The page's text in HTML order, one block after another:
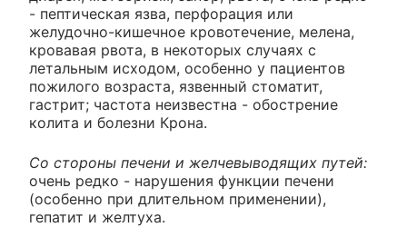
- пептическая язва, перфорация или
желудочно-кишечное кровотечение, мелена,
кровавая рвота, в некоторых случаях с
летальным исходом, особенно у пациентов
пожилого возраста, язвенный стоматит,
гастрит; частота неизвестна - обострение
колита и болезни Крона.
Со стороны печени и желчевыводящих путей:
очень редко - нарушения функции печени
(особенно при длительном применении),
гепатит и желтуха.